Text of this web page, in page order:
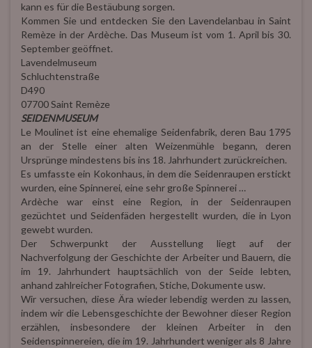
kann es für die Bestäubung sorgen.
Kommen Sie und entdecken Sie den Lavendelanbau in Saint
Remèze in der Ardèche. Das Museum ist vom 1. April bis 30.
September geöffnet.
Lavendelmuseum
Schluchtenstraße
D490
07700 Saint Remèze
SEIDENMUSEUM
Le Moulinet ist eine ehemalige Seidenfabrik, deren Bau 1795
an der Stelle einer alten Weizenmühle begann, deren
Ursprünge mindestens bis ins 18. Jahrhundert zurückreichen.
Es umfasste ein Kokonhaus, in dem die Seidenraupen erstickt
wurden, eine Spinnerei, eine sehr große Spinnerei …
Ardèche war einst eine Region, in der Seidenraupen
gezüchtet und Seidenfäden hergestellt wurden, die in Lyon
gewebt wurden.
Der Schwerpunkt der Ausstellung liegt auf der
Nachverfolgung der Geschichte der Arbeiter und Bauern, die
im 19. Jahrhundert hauptsächlich von der Seide lebten,
anhand zahlreicher Fotografien, Stiche, Dokumente usw.
Wir versuchen, diese Ära wieder lebendig werden zu lassen,
indem wir die Lebensgeschichte der Bewohner dieser Region
erzählen, insbesondere der kleinen Arbeiter in den
Seidenspinnereien, die im 19. Jahrhundert weniger als 8 Jahre